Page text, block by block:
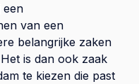
een
van een
belangrijke zaken
is dan ook zaak
te kiezen die past